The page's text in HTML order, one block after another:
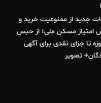
جدید از ممنوعیت خرید و
امتیاز مسکن ملی؛ از حبس
روزه تا جزای نقدی برای آگهی
تصویر